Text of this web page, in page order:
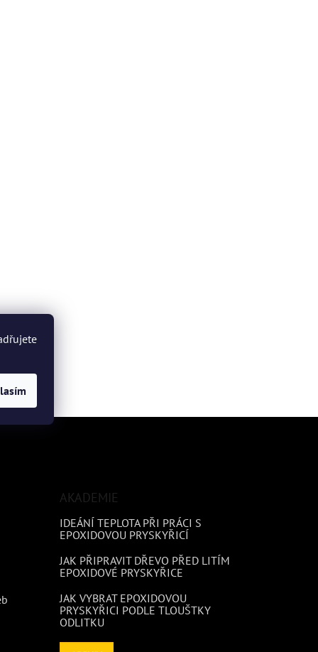
AKADEMIE
IDEÁNÍ TEPLOTA PŘI PRÁCI S
EPOXIDOVOU PRYSKYŘICÍ
JAK PŘIPRAVIT DŘEVO PŘED LITÍM
EPOXIDOVÉ PRYSKYŘICE
JAK VYBRAT EPOXIDOVOU
PRYSKYŘICI PODLE TLOUŠTKY
ODLITKU